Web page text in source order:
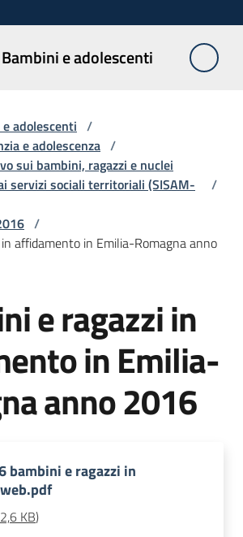
Bambini e adolescenti
e
adolescenti /
e adolescenza /
sui bambini, ragazzi e nuclei
servizi sociali territoriali (SISAM-
/
/
affidamento in Emilia-Romagna anno
e ragazzi in
in Emilia-
anno 2016
bambini e ragazzi in
KB)